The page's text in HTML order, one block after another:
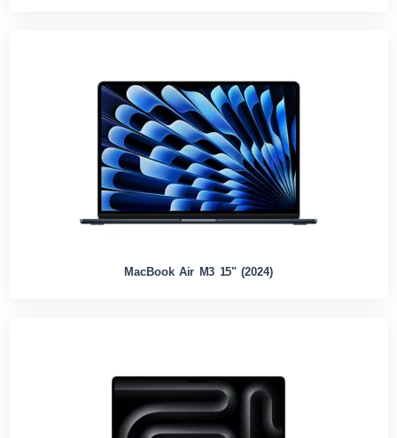
MacBook Air M3 15" (2024)